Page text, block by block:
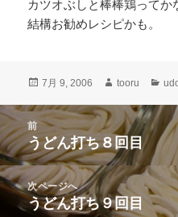
カツオぶしと棒棒鶏ってか
結構お勧めレシピかも。
投
日:
7月 9, 2006
作
者
tooru
カ
ゴ
リ
ー
投
稿
ナ
ビ
ゲ
前
前
の
投
稿:
うどん打ち８回目
次ページへ
次
うどん打ち９回目